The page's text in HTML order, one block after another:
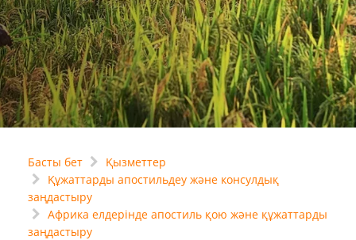
Басты бет
Қызметтер
Құжаттарды апостильдеу және консулдық
заңдастыру
Африка елдерінде апостиль қою және құжаттарды
заңдастыру